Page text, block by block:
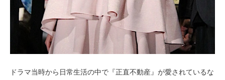
ドラマ当時から日常生活の中で『正直不動産』が愛されているな